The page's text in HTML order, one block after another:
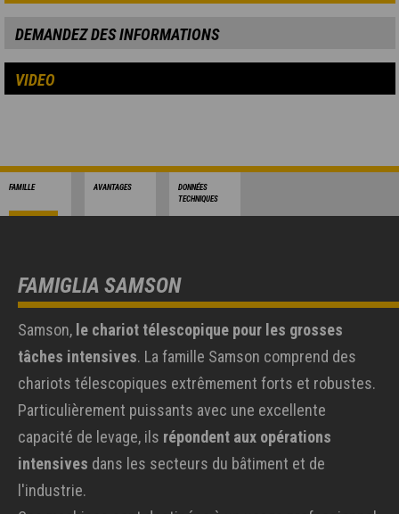
DEMANDEZ DES INFORMATIONS
VIDEO
FAMILLE AVANTAGES
DONNÉES
TECHNIQUES
FAMIGLIA SAMSON
Samson, le chariot télescopique pour les grosses
tâches intensives. La famille Samson comprend des
chariots télescopiques extrêmement forts et robustes.
Particulièrement puissants avec une excellente
capacité de levage, ils répondent aux opérations
intensives dans les secteurs du bâtiment et de
l'industrie.